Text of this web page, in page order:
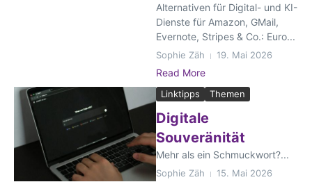
Alternativen für Digital- und KI-
Dienste für Amazon, GMail,
Evernote, Stripes & Co.: Euro...
Sophie Zäh 19. Mai 2026
Read More
Linktipps Themen
Digitale
Souveränität
Mehr als ein Schmuckwort?...
Sophie Zäh 15. Mai 2026